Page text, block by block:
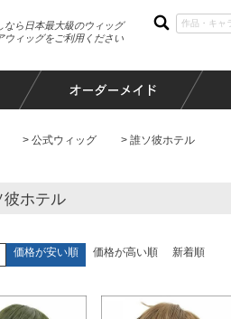
なら日本最大級のウィッグ
ウィッグをご利用ください
公式ウィッグ 誰ソ彼ホテル
彼ホテル
価格が安い順 価格が高い順 新着順